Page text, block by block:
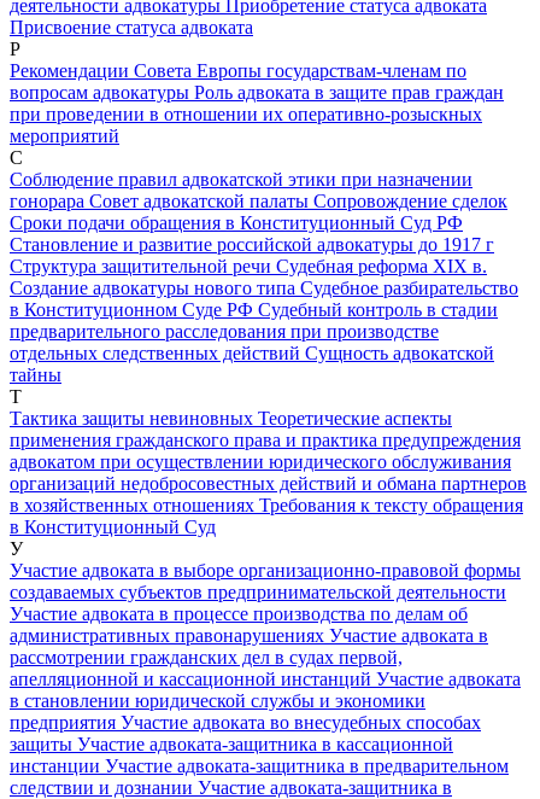
деятельности адвокатуры
Приобретение статуса адвоката
Присвоение статуса адвоката
Р
Рекомендации Совета Европы государствам-членам по
вопросам адвокатуры Роль адвоката в защите прав граждан
при проведении в отношении их оперативно-розыскных
мероприятий
С
Соблюдение правил адвокатской этики при назначении
гонорара Совет адвокатской палаты Сопровождение сделок
Сроки подачи обращения в Конституционный Суд РФ
Становление и развитие российской адвокатуры до 1917 г
Структура защитительной речи Судебная реформа XIX в.
Создание адвокатуры нового типа Судебное разбирательство
в Конституционном Суде РФ Судебный контроль в стадии
предварительного расследования при производстве
отдельных следственных действий Сущность адвокатской
тайны
Т
Тактика защиты невиновных Теоретические аспекты
применения гражданского права и практика предупреждения
адвокатом при осуществлении юридического обслуживания
организаций недобросовестных действий и обмана партнеров
в хозяйственных отношениях Требования к тексту обращения
в Конституционный Суд
У
Участие адвоката в выборе организационно-правовой формы
создаваемых субъектов предпринимательской деятельности
Участие адвоката в процессе производства по делам об
административных правонарушениях Участие адвоката в
рассмотрении гражданских дел в судах первой,
апелляционной и кассационной инстанций Участие адвоката
в становлении юридической службы и экономики
предприятия Участие адвоката во внесудебных способах
защиты Участие адвоката-защитника в кассационной
инстанции Участие адвоката-защитника в предварительном
следствии и дознании Участие адвоката-защитника в